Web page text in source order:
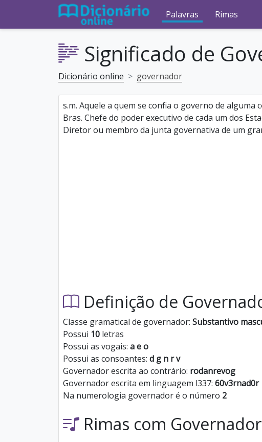
Palavras Rimas
Significado de
Dicionário online governador
s.m. Aquele a quem se confia o governo de alguma
Bras. Chefe do poder executivo de cada um dos
Diretor ou membro da junta governativa de um
Definição de
Classe gramatical de governador: Substantivo
Possui 10 letras
Possui as vogais: a e o
Possui as consoantes: d g n r v
Governador escrita ao contrário: rodanrevog
Governador escrita em linguagem l337: 60v3rnad0r
Na numerologia governador é o número 2
Rimas com Governador